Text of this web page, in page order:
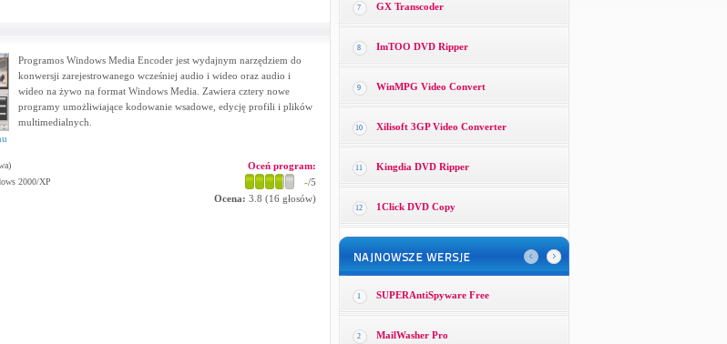
Programos Windows Media Encoder jest wydajnym narzędziem do
konwersji zarejestrowanego wcześniej audio i wideo oraz audio i
wideo na żywo na format Windows Media. Zawiera cztery nowe
programy umożliwiające kodowanie wsadowe, edycję profili i plików
multimedialnych.
2000/XP
Oceń program:
-/5
Ocena: 3.8 (16 głosów)
7 GX Transcoder
8 ImTOO DVD Ripper
9 WinMPG Video Convert
10 Xilisoft 3GP Video Converter
11 Kingdia DVD Ripper
12 1Click DVD Copy
1 SUPERAntiSpyware Free
2 MailWasher Pro